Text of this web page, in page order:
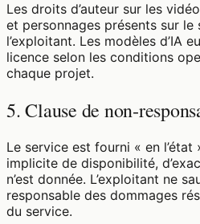
Les droits d’auteur sur les
et personnages présents sur
l’exploitant. Les modèles d’IA
licence selon les conditions
chaque projet.
5. Clause de
Le service est fourni « en l’état
implicite de disponibilité,
n’est donnée. L’exploitant ne
responsable des dommages
du service.